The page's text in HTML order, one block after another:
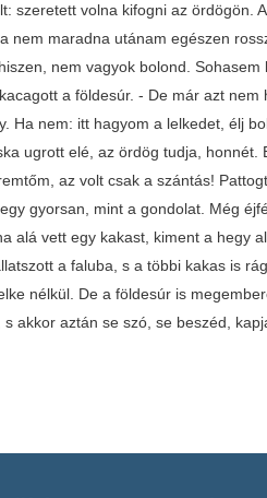
szeretett volna kifogni az ördögön.
nem maradna utánam egészen
nem vagyok bolond.
a földesúr. - De már azt
Ha nem: itt hagyom a lelkedet, élj
ugrott elé, az ördög tudja,
az volt csak a szántás!
gyorsan, mint a gondolat. Még
alá vett egy kakast, kiment a hegy
a faluba, s a többi kakas is
nélkül. De a földesúr is
akkor aztán se szó, se beszéd,